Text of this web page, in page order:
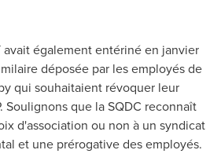
avait également entériné en janvier
déposée par les employés de
qui souhaitaient révoquer leur
Soulignons que la SQDC reconnaît
d'association ou non à un syndicat
et une prérogative des employés.